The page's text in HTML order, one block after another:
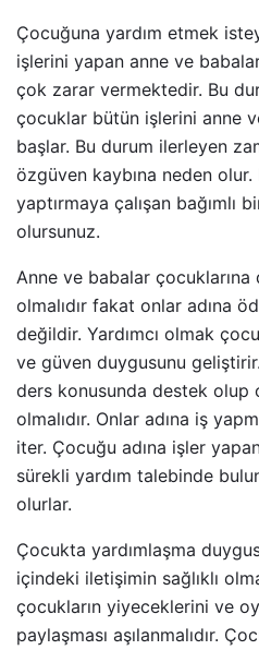
Çocuğuna yardım etmek
işlerini yapan anne ve
çok zarar vermektedir. Bu
çocuklar bütün işlerini anne
başlar. Bu durum ilerleyen
özgüven kaybına neden olur.
yaptırmaya çalışan bağımlı
olursunuz.
Anne ve babalar çocuklarına
olmalıdır fakat onlar adına
değildir. Yardımcı olmak
ve güven duygusunu
ders konusunda destek
olmalıdır. Onlar adına iş
iter. Çocuğu adına işler
sürekli yardım talebinde
olurlar.
Çocukta yardımlaşma
içindeki iletişimin sağlıklı
çocukların yiyeceklerini ve
paylaşması aşılanmalıdır.